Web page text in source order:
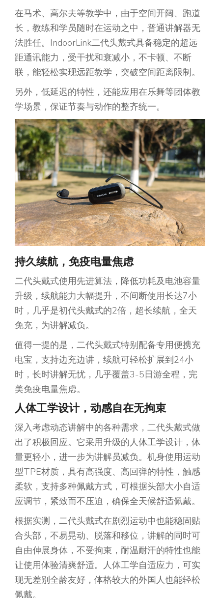
在马术、高尔夫等教学中，由于空间开阔、跑道
长，教练和学员随时在运动之中，普通讲解器无
法胜任。IndoorLink二代头戴式具备稳定的超远
距通讯能力，受干扰和衰减小，不卡顿、不断
联，能轻松实现远距教学，突破空间距离限制。
另外，低延迟的特性，还能应用在乐舞等团体教
学场景，保证节奏与动作的整齐统一。
持久续航， 免疫电量焦虑
二代头戴式使用先进算法，降低功耗及电池容量
升级，续航能力大幅提升，不间断使用长达7小
时，几乎是初代头戴式的2倍，超长续航，全天
免充，为讲解减负。
值得一提的是，二代头戴式特别配备专用便携充
电宝，支持边充边讲，续航可轻松扩展到24小
时，长时讲解无忧，几乎覆盖3-5日游全程，完
美免疫电量焦虑。
人体工学设计， 动感自在无拘束
深入考虑动态讲解中的各种需求，二代头戴式做
出了积极回应。它采用升级的人体工学设计，体
量更轻小，进一步为讲解员减负。机身使用运动
型TPE材质，具有高强度、高回弹的特性，触感
柔软，支持多种佩戴方式，可根据头部大小自适
应调节，紧致而不压迫，确保全天候舒适佩戴。
根据实测，二代头戴式在剧烈运动中也能稳固贴
合头部，不易晃动、脱落和移位，讲解的同时可
自由伸展身体，不受拘束，耐温耐汗的特性也能
让使用体验清爽舒适。人体工学自适应力，可实
现无差别全龄友好，体格较大的外国人也能轻松
佩戴。